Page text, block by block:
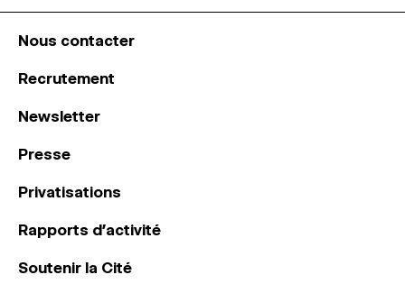
Nous contacter
Recrutement
Newsletter
Presse
Privatisations
Rapports d’activité
Soutenir la Cité